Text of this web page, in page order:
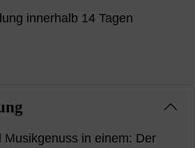
innerhalb 14 Tagen
Musikgenuss in einem: Der